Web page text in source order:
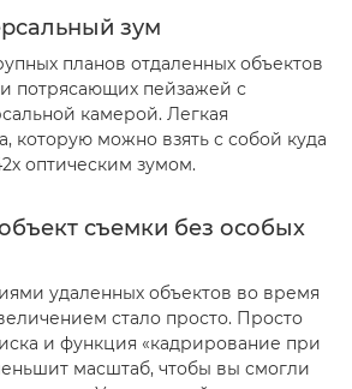
зум
планов отдаленных объектов
потрясающих пейзажей с
камерой. Легкая
которую можно взять с собой куда
оптическим зумом.
съемки без особых
удаленных объектов во время
стало просто. Просто
и функция «кадрирование при
масштаб, чтобы вы смогли